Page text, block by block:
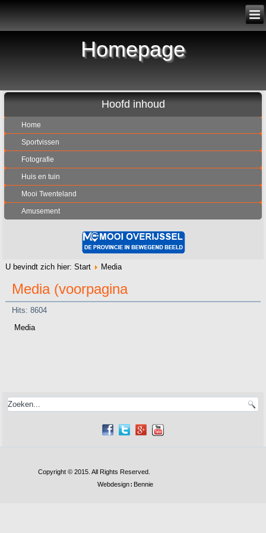
Homepage
Hoofd inhoud
Home
Sportvissen
Fotografie
Huis en tuin
Mooi Twenteland
Amusement
U bevindt zich hier:Start Media
Media (voorpagina
Hits: 8604
Media
Copyright © 2015. All Rights Reserved.
Webdesign: Bennie